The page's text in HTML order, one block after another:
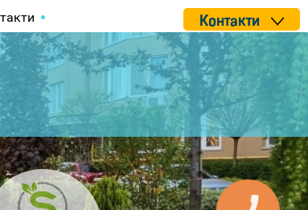
Контакти